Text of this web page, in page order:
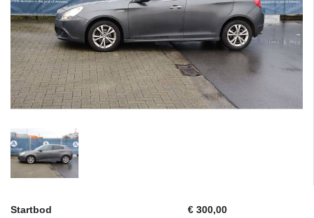
Startbod
€ 300,00